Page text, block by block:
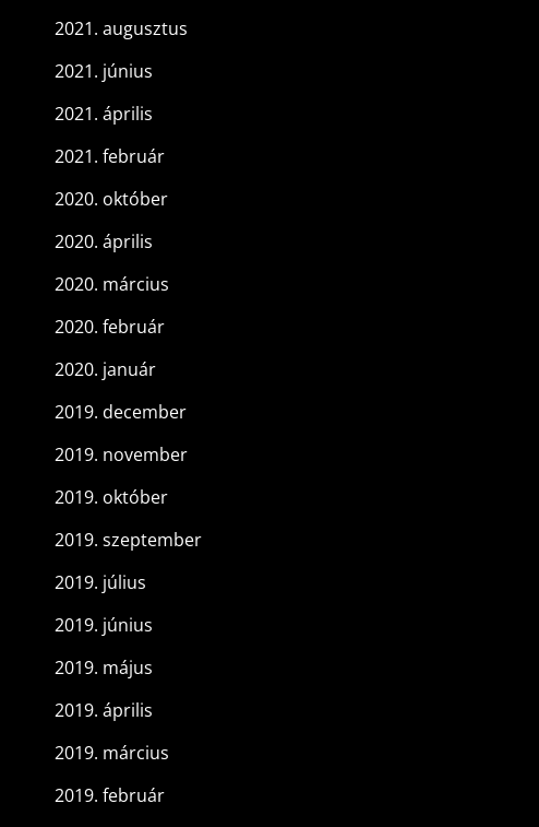
2021. augusztus
2021. június
2021. április
2021. február
2020. október
2020. április
2020. március
2020. február
2020. január
2019. december
2019. november
2019. október
2019. szeptember
2019. július
2019. június
2019. május
2019. április
2019. március
2019. február